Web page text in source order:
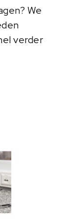
We
verder